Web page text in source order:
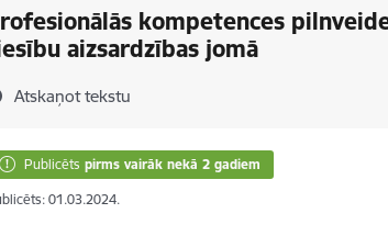
kompetences
aizsardzības jomā
Atskaņot tekstu
Publicēts pirms vairāk nekā 2 gadiem
01.03.2024.